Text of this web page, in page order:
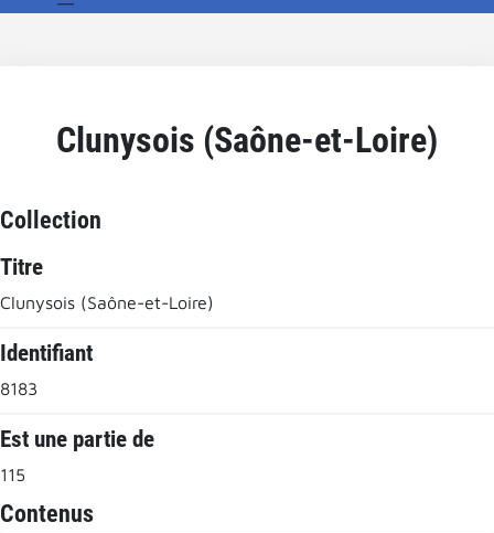
Clunysois (Saône-et-Loire)
Collection
Titre
Clunysois (Saône-et-Loire)
Identifiant
8183
Est une partie de
115
Contenus